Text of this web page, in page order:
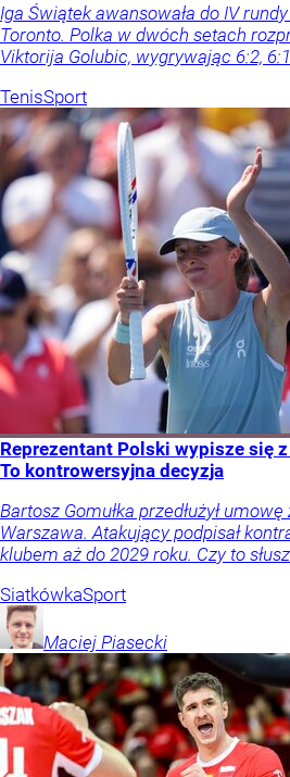
Iga Świątek awansowała do IV
Toronto. Polka w dwóch setach
Viktorija Golubic, wygrywając 6:2,
TenisSport
Reprezentant Polski wypisze się
To kontrowersyjna decyzja
Bartosz Gomułka przedłużył
Warszawa. Atakujący podpisał
klubem aż do 2029 roku. Czy to
SiatkówkaSport
Maciej Piasecki